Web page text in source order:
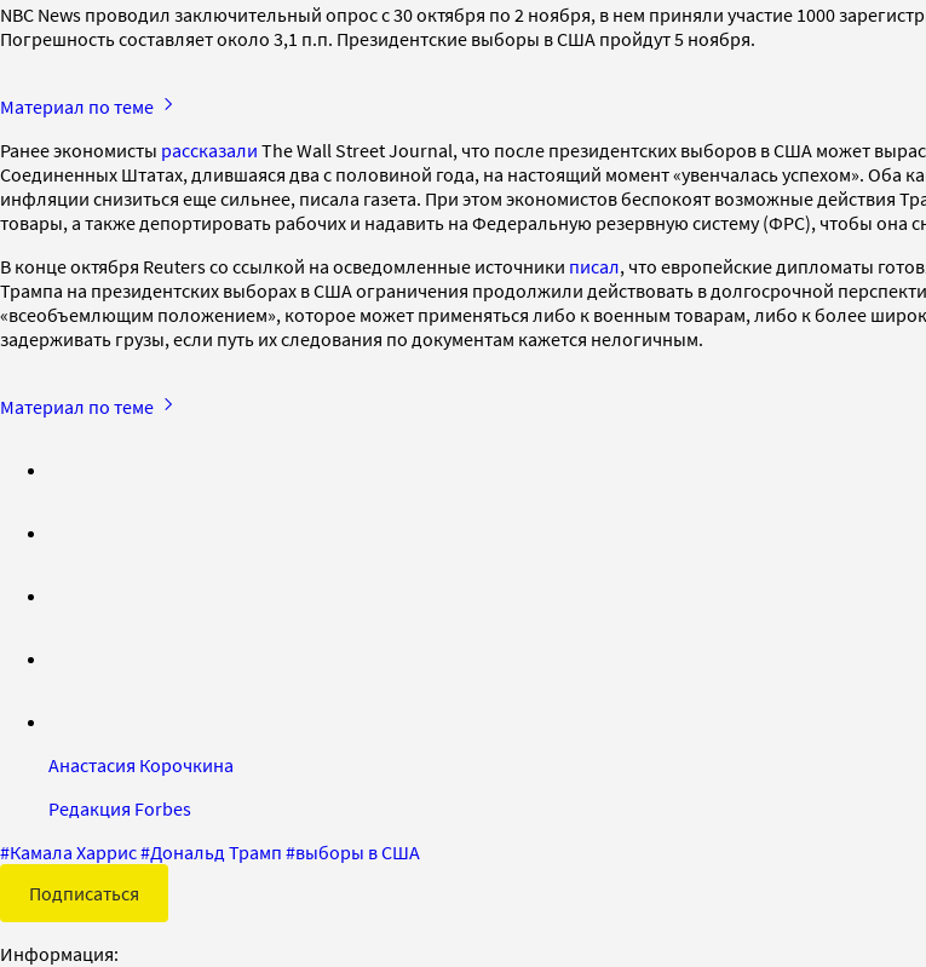
NBC News проводил заключительный опрос с 30 октября по 2 ноября, в нем приняли участие 1000
Погрешность составляет около 3,1 п.п. Президентские выборы в США пройдут 5 ноября.
Материал по теме
Ранее экономисты рассказали The Wall Street Journal, что после президентских выборов в США может
Соединенных Штатах, длившаяся два с половиной года, на настоящий момент «увенчалась успехом». Оба
инфляции снизиться еще сильнее, писала газета. При этом экономистов беспокоят возможные
товары, а также депортировать рабочих и надавить на Федеральную резервную систему (ФРС), чтобы она
В конце октября Reuters со ссылкой на осведомленные источники писал, что европейские дипломаты
Трампа на президентских выборах в США ограничения продолжили действовать в долгосрочной
«всеобъемлющим положением», которое может применяться либо к военным товарам, либо к более
задерживать грузы, если путь их следования по документам кажется нелогичным.
Материал по теме
Анастасия Корочкина
Редакция Forbes
#Камала Харрис#Дональд Трамп #выборы в США
Подписаться
Информация: